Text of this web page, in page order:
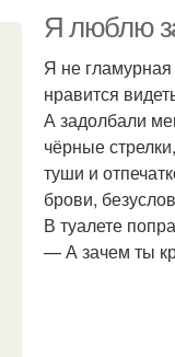
Я люблю
Я не
нравится
А задолбали
чёрные
туши и
брови,
В туалете
— А зачем ты